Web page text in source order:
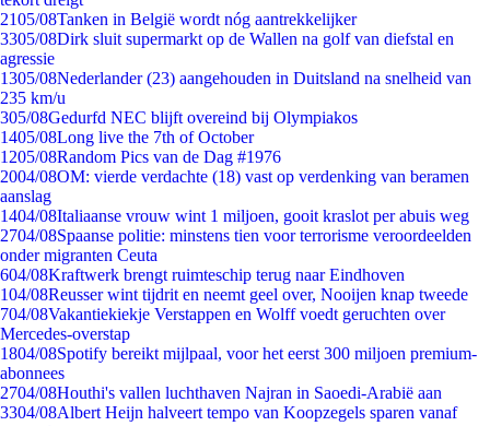
2105/08Tanken in België wordt nóg aantrekkelijker
3305/08Dirk sluit supermarkt op de Wallen na golf van diefstal en
agressie
1305/08Nederlander (23) aangehouden in Duitsland na snelheid van
235 km/u
305/08Gedurfd NEC blijft overeind bij Olympiakos
1405/08Long live the 7th of October
1205/08Random Pics van de Dag #1976
2004/08OM: vierde verdachte (18) vast op verdenking van beramen
aanslag
1404/08Italiaanse vrouw wint 1 miljoen, gooit kraslot per abuis weg
2704/08Spaanse politie: minstens tien voor terrorisme veroordeelden
onder migranten Ceuta
604/08Kraftwerk brengt ruimteschip terug naar Eindhoven
104/08Reusser wint tijdrit en neemt geel over, Nooijen knap tweede
704/08Vakantiekiekje Verstappen en Wolff voedt geruchten over
Mercedes-overstap
1804/08Spotify bereikt mijlpaal, voor het eerst 300 miljoen premium-
abonnees
2704/08Houthi's vallen luchthaven Najran in Saoedi-Arabië aan
3304/08Albert Heijn halveert tempo van Koopzegels sparen vanaf